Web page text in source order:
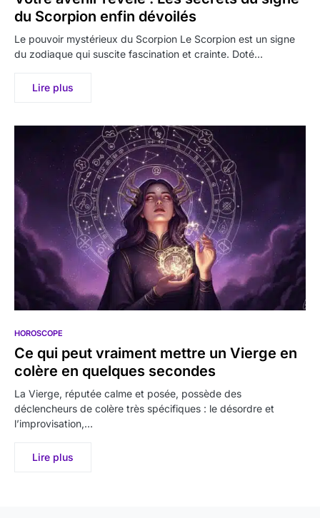
du Scorpion enfin dévoilés
Le pouvoir mystérieux du Scorpion Le Scorpion est un signe
du zodiaque qui suscite fascination et crainte. Doté…
Lire plus
HOROSCOPE
Ce qui peut vraiment mettre un Vierge en
colère en quelques secondes
La Vierge, réputée calme et posée, possède des
déclencheurs de colère très spécifiques : le désordre et
l’improvisation,…
Lire plus